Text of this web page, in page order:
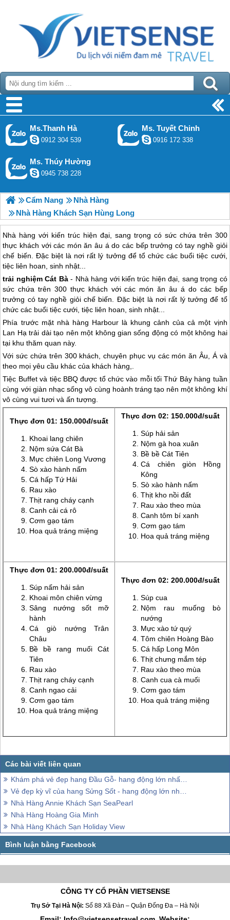
Ms.Thanh Hà
0912 304 539
Ms. Tuyết Chinh
0916 172 338
Ms. Thúy Hường
0945 738 228
Cẩm Nang
Nhà Hàng
Nhà Hàng Khách Sạn Hùng Long
Nhà hàng với kiến trúc hiện đại, sang trọng có sức chứa trên 300
thực khách với các món ăn âu á do các bếp trưởng có tay nghề giỏi
chế biến. Đặc biệt là nơi rất lý tưởng để tổ chức các buổi tiệc cưới,
tiệc liên hoan, sinh nhật...
trải nghiệmCát Bà- Nhà hàng với kiến trúc hiện đại, sang trọng có
sức chứa trên 300 thực khách với các món ăn âu á do các bếp
trưởng có tay nghề giỏi chế biến. Đặc biệt là nơi rất lý tưởng để tổ
chức các buổi tiệc cưới, tiệc liên hoan, sinh nhật...
Phía trước mặt nhà hàng Harbour là khung cảnh của cả một vịnh
Lan Hạ trải dài tạo nên một không gian sống động có một không hai
tại khu thăm quan này.
Với sức chứa trên 300 khách, chuyên phục vụ các món ăn Âu, Á và
theo mọi yêu cầu khác của khách hàng,.
Tiệc Buffet và tiệc BBQ được tổ chức vào mỗi tối Thứ Bảy hàng tuần
cùng với giàn nhạc sống vô cùng hoành tráng tạo nên một không khí
vô cùng vui tươi và ấn tượng.
Thực đơn 01: 150.000đ/suất
Khoai lang chiên
Nộm sứaCát Bà
Mực chiên Long Vương
Sò xào hành nấm
Cá hấp Tứ Hải
Rau xào
Thịt rang cháy cạnh
Canh cải cá rô
Cơm gạo tám
Hoa quả tráng miệng
Thực đơn 02: 150.000đ/suất
Súp hải sản
Nộm gà hoa xuân
Bề bề Cát Tiên
Cá chiên giòn Hồng
Kông
Sò xào hành nấm
Thịt kho nồi đất
Rau xào theo mùa
Canh tôm bí xanh
Cơm gạo tám
Hoa quả tráng miệng
Thực đơn 01: 200.000đ/suất
Súp nấm hải sản
Khoai môn chiên vừng
Sâng nướng sốt mỡ
hành
Cá giò nướng Trân
Châu
Bề bề rang muối Cát
Tiên
Rau xào
Thịt rang cháy cạnh
Canh ngao cải
Cơm gạo tám
Hoa quả tráng miệng
Thực đơn 02: 200.000đ/suất
Súp cua
Nộm rau muống bò
nướng
Mực xào tứ quý
Tôm chiên Hoàng Bào
Cá hấp Long Môn
Thịt chưng mắm tép
Rau xào theo mùa
Canh cua cà muối
Cơm gạo tám
Hoa quả tráng miệng
Khám phá vẻ đẹp hang Đầu Gỗ- hang động lớn nhất Vịnh Hạ Long
Vẻ đẹp kỳ vĩ của hang Sửng Sốt - hang động lớn nhất Vịnh Hạ Long
Nhà Hàng Annie Khách Sạn SeaPearl
Nhà Hàng Hoàng Gia Minh
Nhà Hàng Khách Sạn Holiday View
CÔNG TY CỔ PHẦN VIETSENSE
Trụ Sở Tại Hà Nội: Số 88 Xã Đàn – Quận Đống Đa – Hà Nội